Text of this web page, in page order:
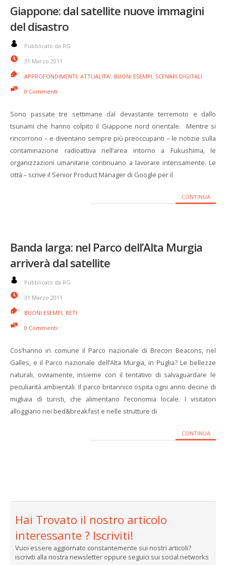
Giappone: dal satellite nuove immagini
del disastro
Pubblicato da RG
31 Marzo 2011
APPROFONDIMENTI, ATTUALITA', BUONI ESEMPI, SCENARI DIGITALI
0 Commenti
Sono passate tre settimane dal devastante terremoto e dallo
tsunami che hanno colpito il Giappone nord orientale. Mentre si
rincorrono – e diventano sempre più preoccupanti – le notizie sulla
contaminazione radioattiva nell’area intorno a Fukushima, le
organizzazioni umanitarie continuano a lavorare intensamente. Le
città – scrive il Senior Product Manager di Google per il
CONTINUA
Banda larga: nel Parco dell’Alta Murgia
arriverà dal satellite
Pubblicato da RG
31 Marzo 2011
BUONI ESEMPI, RETI
0 Commenti
Cos’hanno in comune il Parco nazionale di Brecon Beacons, nel
Galles, e il Parco nazionale dell’Alta Murgia, in Puglia? Le bellezze
naturali, ovviamente, insieme con il tentativo di salvaguardare le
peculiarità ambientali. Il parco britannico ospita ogni anno decine di
migliaia di turisti, che alimentano l’economia locale. I visitatori
alloggiano nei bed&breakfast e nelle strutture di
CONTINUA
Hai Trovato il nostro articolo
interessante ? Iscriviti!
Vuoi essere aggiornato constantemente sui nostri articoli?
iscriviti alla nostra newsletter oppure seguici sui social networks